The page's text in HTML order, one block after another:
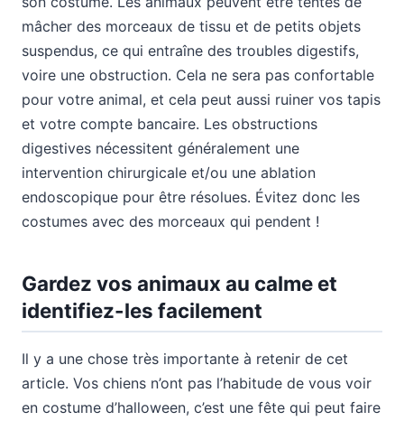
mâcher des morceaux de tissu et de petits objets
suspendus, ce qui entraîne des troubles digestifs,
voire une obstruction. Cela ne sera pas confortable
pour votre animal, et cela peut aussi ruiner vos tapis
et votre compte bancaire. Les obstructions
digestives nécessitent généralement une
intervention chirurgicale et/ou une ablation
endoscopique pour être résolues. Évitez donc les
costumes avec des morceaux qui pendent !
Gardez vos animaux au calme et
identifiez-les facilement
Il y a une chose très importante à retenir de cet
article. Vos chiens n’ont pas l’habitude de vous voir
en costume d’halloween, c’est une fête qui peut faire